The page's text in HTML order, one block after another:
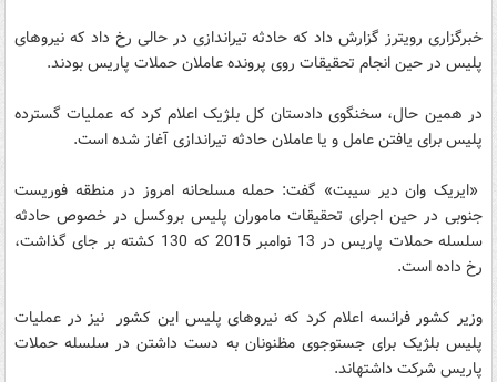
خبرگزاری رویترز گزارش داد که حادثه تیراندازی در حالی رخ داد که نیروهای
پلیس در حین انجام تحقیقات روی پرونده عاملان حملات پاریس بودند.
در همین حال، سخنگوی دادستان کل بلژیک اعلام کرد که عملیات گسترده
پلیس برای یافتن عامل و یا عاملان حادثه تیراندازی آغاز شده است.
«ایریک وان دیر سیبت» گفت: حمله مسلحانه امروز در منطقه فوریست
جنوبی در حین اجرای تحقیقات ماموران پلیس بروکسل در خصوص حادثه
سلسله حملات پاریس در 13 نوامبر 2015 که 130 کشته بر جای گذاشت،
رخ داده است.
وزیر کشور فرانسه اعلام کرد که نیروهای پلیس این کشور نیز در عملیات
پلیس بلژیک برای جست‎وجوی مظنونان به دست داشتن در سلسله حملات
پاریس شرکت داشته‎اند.